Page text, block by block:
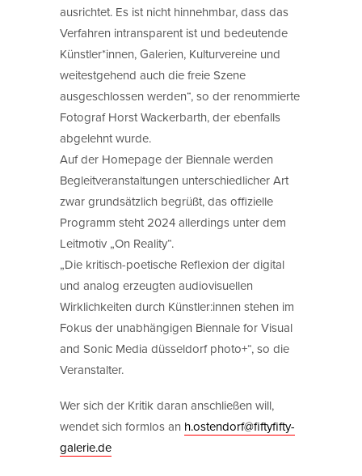
ausrichtet. Es ist nicht hinnehmbar, dass das
Verfahren intransparent ist und bedeutende
Künstler*innen, Galerien, Kulturvereine und
weitestgehend auch die freie Szene
ausgeschlossen werden“, so der renommierte
Fotograf Horst Wackerbarth, der ebenfalls
abgelehnt wurde.
Auf der Homepage der Biennale werden
Begleitveranstaltungen unterschiedlicher Art
zwar grundsätzlich begrüßt, das offizielle
Programm steht 2024 allerdings unter dem
Leitmotiv „On Reality“.
„Die kritisch-poetische Reflexion der digital
und analog erzeugten audiovisuellen
Wirklichkeiten durch Künstler:innen stehen im
Fokus der unabhängigen Biennale for Visual
and Sonic Media düsseldorf photo+“, so die
Veranstalter.
Wer sich der Kritik daran anschließen will,
wendet sich formlos an h.ostendorf@fiftyfifty-
galerie.de